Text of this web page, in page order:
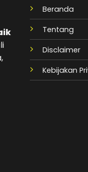
Beranda
Tentang
Disclaimer
Kebijakan